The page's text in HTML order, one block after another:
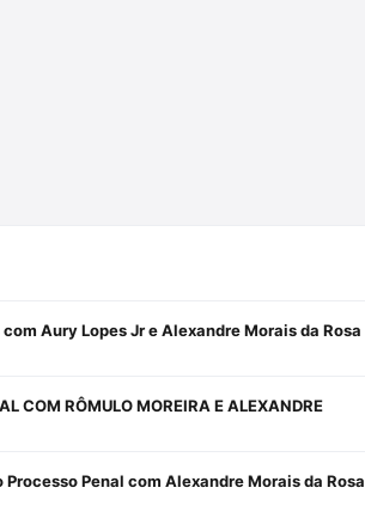
Aury Lopes Jr e Alexandre Morais da Rosa
COM RÔMULO MOREIRA E ALEXANDRE
Penal com Alexandre Morais da Rosa